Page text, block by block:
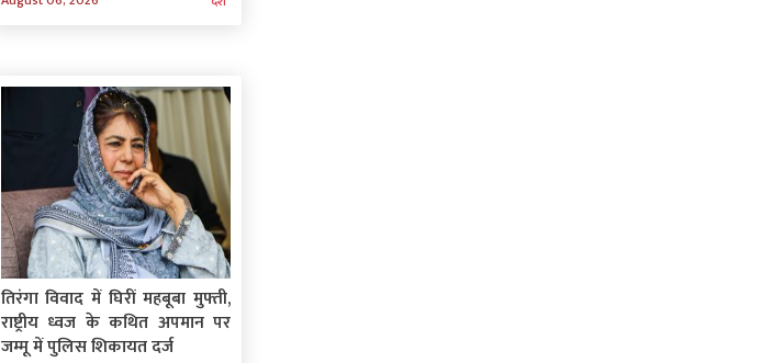
तिरंगा विवाद में घिरीं महबूबा मुफ्ती,
राष्ट्रीय ध्वज के कथित अपमान पर
जम्मू में पुलिस शिकायत दर्ज